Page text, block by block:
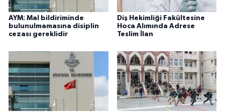
AYM: Mal bildiriminde
bulunulmamasına disiplin
cezası gereklidir
Diş Hekimliği Fakültesine
Hoca Alımında Adrese
Teslim İlan